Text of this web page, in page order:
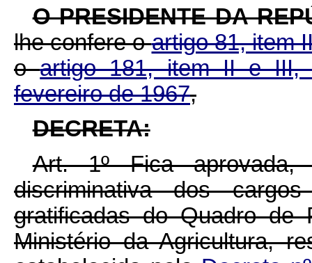
O PRESIDENTE DA
lhe confere oartigo 81, item
oartigo 181, item II e III,
fevereiro de 1967,
DECRETA:
Art. 1º Fica
discriminativa dos
gratificadas do Quadro de
Ministério da Agricultura,